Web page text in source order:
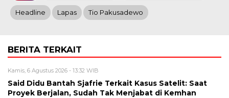
Headline Lapas Tio Pakusadewo
BERITA TERKAIT
Kamis, 6 Agustus 2026 - 13:32 WIB
Said Didu Bantah Sjafrie Terkait Kasus Satelit: Saat
Proyek Berjalan, Sudah Tak Menjabat di Kemhan